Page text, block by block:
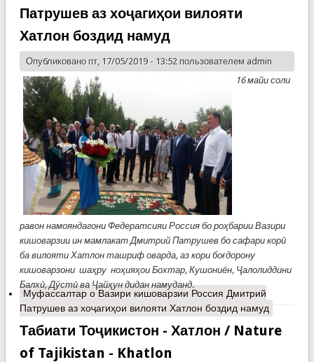
Патрушев аз хоҷагиҳои вилояти
Хатлон боздид намуд
Опубликовано пт, 17/05/2019 - 13:52 пользователем admin
16 майи соли
равон намояндагони Федератсияи Россия бо роҳбарии Вазири
кишоварзии ин мамлакат Дмитрий Патрушев бо сафари корӣ
ба вилояти Хатлон ташриф оварда, аз кори боғдорону
кишоварзони шаҳру ноҳияҳои Бохтар, Кушониён, Ҷалолиддини
Балхӣ, Дӯстӣ ва Ҷайҳун дидан намуданд.
Муфассалтаро Вазири кишоварзии Россия Дмитрий
Патрушев аз хоҷагиҳои вилояти Хатлон боздид намуд
Табиати Тоҷикистон - Хатлон / Nature
of Tajikistan - Khatlon